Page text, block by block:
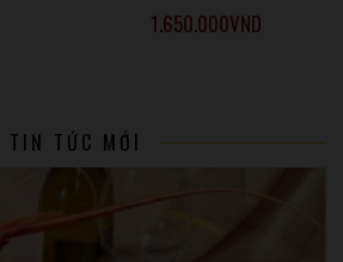
1.650.000VND
TIN TỨC MỚI